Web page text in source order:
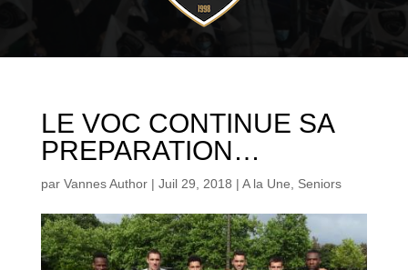
LE VOC CONTINUE SA
PREPARATION…
par Vannes Author| Juil 29, 2018 | A la Une, Seniors